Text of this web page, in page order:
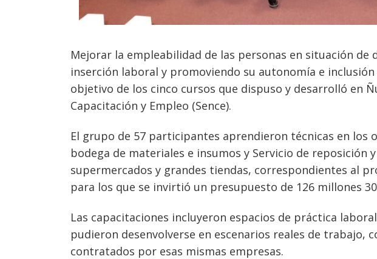
Mejorar la empleabilidad de las personas en situación de
inserción laboral y promoviendo su autonomía e
objetivo de los cinco cursos que dispuso y desarrolló en
Capacitación y Empleo (Sence).
El grupo de 57 participantes aprendieron técnicas en los
bodega de materiales e insumos y Servicio de reposición
supermercados y grandes tiendas, correspondientes al
para los que se invirtió un presupuesto de 126 millones
Las capacitaciones incluyeron espacios de práctica
pudieron desenvolverse en escenarios reales de trabajo,
contratados por esas mismas empresas.
Navegación